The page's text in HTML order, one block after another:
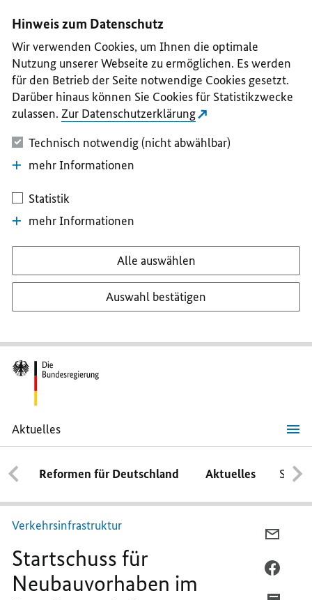
II
III
IV
V
Hinweis zum Datenschutz
Wir verwenden Cookies, um Ihnen die optimale
Nutzung unserer Webseite zu ermöglichen. Es werden
für den Betrieb der Seite notwendige Cookies gesetzt.
Darüber hinaus können Sie Cookies für Statistikzwecke
zulassen. Zur Datenschutzerklärung
Technisch notwendig (nicht abwählbar)
mehr Informationen
Statistik
mehr Informationen
Alle auswählen
Auswahl bestätigen
Aktuelles
Startschuss
für
Neubauvorhaben
im
Straßenverkehr
Reformen für Deutschland Aktuelles
Verkehrsinfrastruktur
Startschuss für
Neubauvorhaben im